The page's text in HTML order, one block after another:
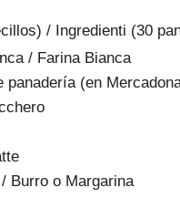
/ Ingredienti (30
/ Farina Bianca
panadería (en
Burro o Margarina